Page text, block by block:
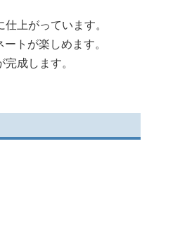
上がっています。
トが楽しめます。
成します。